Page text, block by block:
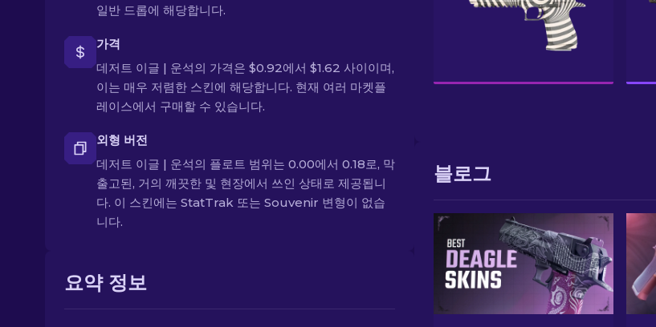
일반 드롭에 해당합니다.
가격
데저트 이글 | 운석의 가격은 $0.92에서 $1.62 사이이며,
이는 매우 저렴한 스킨에 해당합니다. 현재 여러 마켓플
레이스에서 구매할 수 있습니다.
외형 버전
데저트 이글 | 운석의 플로트 범위는 0.00에서 0.18로, 막
출고된, 거의 깨끗한 및 현장에서 쓰인 상태로 제공됩니
다. 이 스킨에는 StatTrak 또는 Souvenir 변형이 없습
니다.
요약 정보
블로그